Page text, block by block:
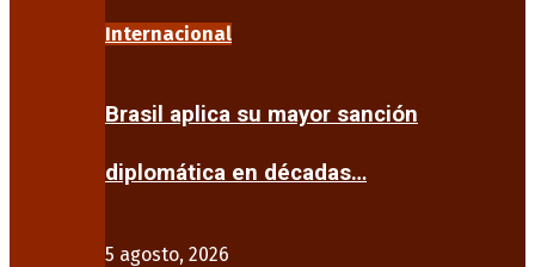
Internacional
Brasil aplica su mayor sanción
diplomática en décadas…
5 agosto, 2026